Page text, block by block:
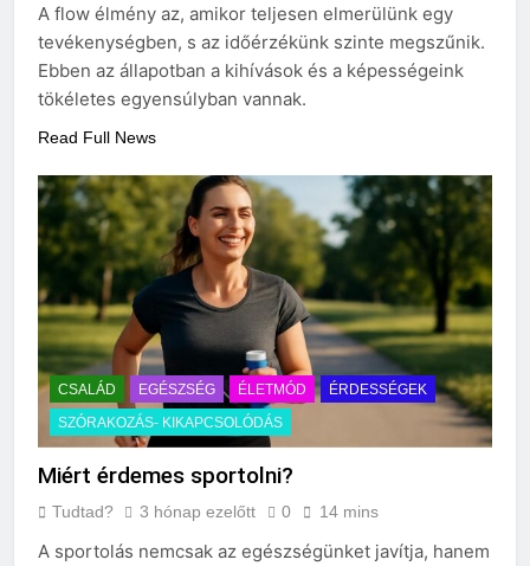
3 Nap Ezelőtt
A flow élmény az, amikor teljesen elmerülünk egy
tevékenységben, s az időérzékünk szinte megszűnik.
Ebben az állapotban a kihívások és a képességeink
tökéletes egyensúlyban vannak.
Read Full News
CSALÁD EGÉSZSÉG ÉLETMÓD
ÉRDESSÉGEK
SZÓRAKOZÁS- KIKAPCSOLÓDÁS
Miért érdemes sportolni?
Tudtad? 3 hónap ezelőtt 0 14 mins
A sportolás nemcsak az egészségünket javítja, hanem